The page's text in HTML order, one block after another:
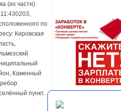
(их части):
по
Кировская
Каменный
пункт.